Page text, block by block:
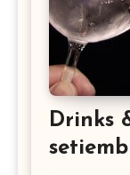
Drinks